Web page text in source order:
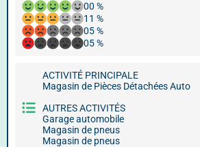
00 %
11 %
05 %
05 %
ACTIVITÉ PRINCIPALE
Magasin de Pièces Détachées Auto
AUTRES ACTIVITÉS
Garage automobile
Magasin de pneus
Magasin de pneus